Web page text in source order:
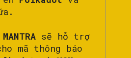
MANTRA sẽ hỗ trợ
mã thông báo